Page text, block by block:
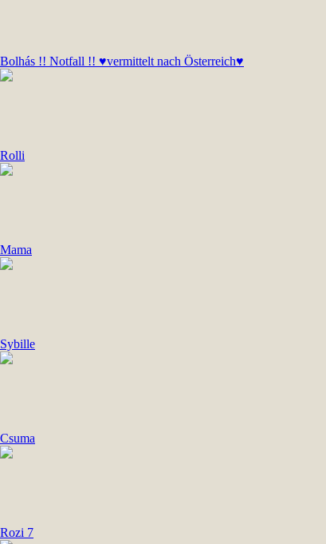
Bolhás !! Notfall !! ♥vermittelt nach Österreich♥
Rolli
Mama
Sybille
Csuma
Rozi 7